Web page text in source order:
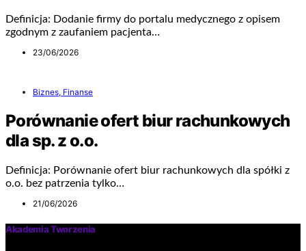
Definicja: Dodanie firmy do portalu medycznego z opisem
zgodnym z zaufaniem pacjenta…
23/06/2026
Biznes, Finanse
Porównanie ofert biur rachunkowych
dla sp. z o.o.
Definicja: Porównanie ofert biur rachunkowych dla spółki z
o.o. bez patrzenia tylko…
21/06/2026
Akademia Tworzenia